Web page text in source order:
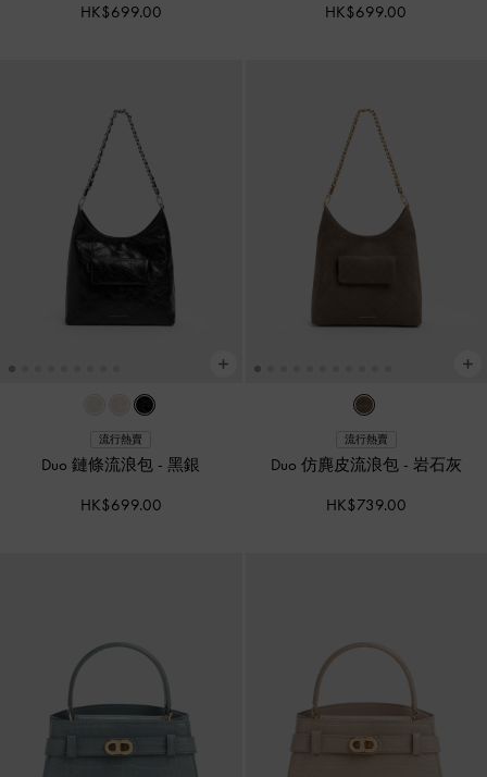
HK$699.00 HK$699.00
流行熱賣
Duo 鏈條流浪包 -黑銀
HK$699.00
流行熱賣
Duo 仿麂皮流浪包 - 岩石灰
HK$739.00